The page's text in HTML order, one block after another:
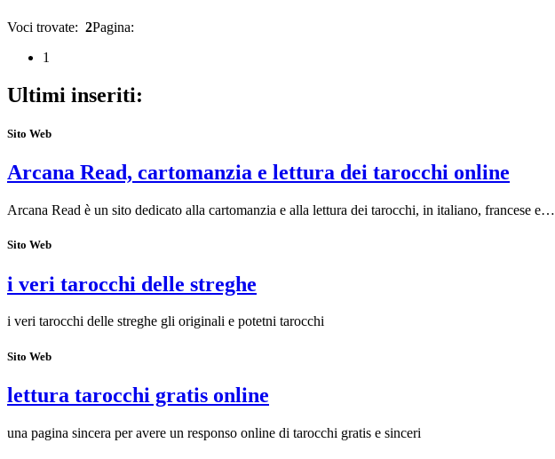
Voci trovate: 2Pagina:
1
Ultimi inseriti:
Sito Web
Arcana Read, cartomanzia e lettura dei tarocchi online
Arcana Read è un sito dedicato alla cartomanzia e alla lettura dei tarocchi, in italiano, francese e…
Sito Web
i veri tarocchi delle streghe
i veri tarocchi delle streghe gli originali e potetni tarocchi
Sito Web
lettura tarocchi gratis online
una pagina sincera per avere un responso online di tarocchi gratis e sinceri